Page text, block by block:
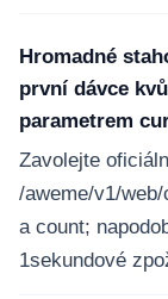
Hromadné
první dávce
parametrem
Zavolejte
/aweme/v1/
a count;
1sekundové